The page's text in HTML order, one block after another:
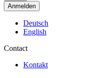
Anmelden
Deutsch
English
Contact
Kontakt